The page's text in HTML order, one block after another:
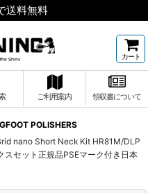
送料無料
カート
ご利用案内 領収書について
POLISHERS
nano Short Neck Kit HR81M/DLP
スセット正規品PSEマーク付き日本